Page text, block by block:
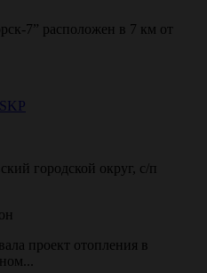
7” расположен в 7 км от
городской округ, с/п
проект отопления в